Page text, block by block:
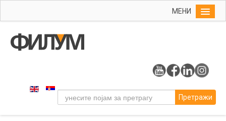
МЕНИ
Упис
Уметност
Претражи